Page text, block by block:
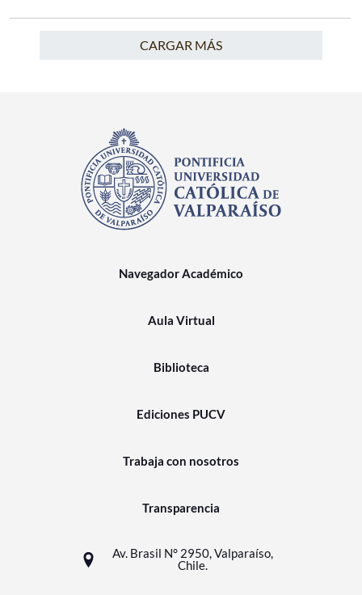
CARGAR MÁS
Navegador Académico
Aula Virtual
Biblioteca
Ediciones PUCV
Trabaja con nosotros
Transparencia
Av. Brasil N° 2950, Valparaíso,
Chile.